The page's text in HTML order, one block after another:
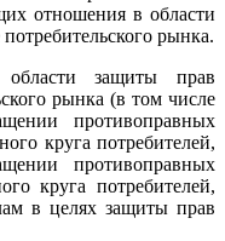
отношения в области
рынка.
защиты прав
рынка (в том числе
противоправных
круга потребителей,
противоправных
круга потребителей,
в целях защиты прав